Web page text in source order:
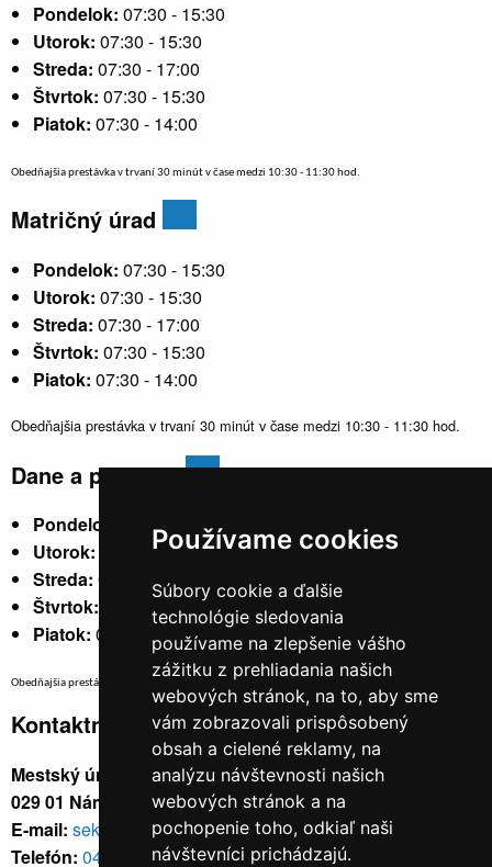
Používame cookies
Súbory cookie a ďalšie
technológie sledovania
používame na zlepšenie vášho
zážitku z prehliadania našich
webových stránok, na to, aby sme
vám zobrazovali prispôsobený
obsah a cielené reklamy, na
analýzu návštevnosti našich
webových stránok a na
pochopenie toho, odkiaľ naši
návštevníci prichádzajú.
Pondelok: 07:30 - 15:30
Utorok: 07:30 - 15:30
Streda: 07:30 - 17:00
Štvrtok: 07:30 - 15:30
Piatok: 07:30 - 14:00
Obedňajšia prestávka v trvaní 30 minút v čase medzi 10:30 - 11:30 hod.
Matričný úrad
Pondelok: 07:30 - 15:30
Utorok: 07:30 - 15:30
Streda: 07:30 - 17:00
Štvrtok: 07:30 - 15:30
Piatok: 07:30 - 14:00
Obedňajšia prestávka v trvaní 30 minút v čase medzi 10:30 - 11:30 hod.
Dane a poplatky
Pondelok:
07:30 - 15:30
Utorok:
nestránkový
Streda: 07:30 - 17:00
Štvrtok:
nestránkový
Piatok: 07:30 - 14:00
Obedňajšia prestávka v trvaní 30 minút v čase medzi 10:30 - 11:30 hod.
Kontaktné údaje
Mestský úrad, Cyrila a Metoda 329/6,
029 01 Námestovo
E-mail: sekretariat@namestovo.sk
Telefón: 043 5504711